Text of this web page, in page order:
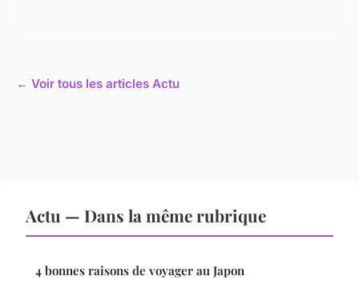
← Voir tous les articles Actu
Actu — Dans la même rubrique
4 bonnes raisons de voyager au Japon